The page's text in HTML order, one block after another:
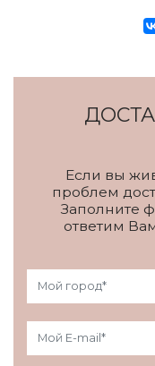
Если вы
проблем
Заполните
ответим